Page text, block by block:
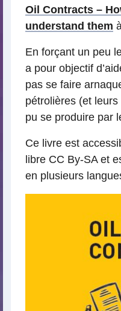
Oil Contracts –
understand them
En forçant un peu
a pour objectif
pas se faire
pétrolières (et
pu se produire par
Ce livre est
libre CC By-SA et
en plusieurs